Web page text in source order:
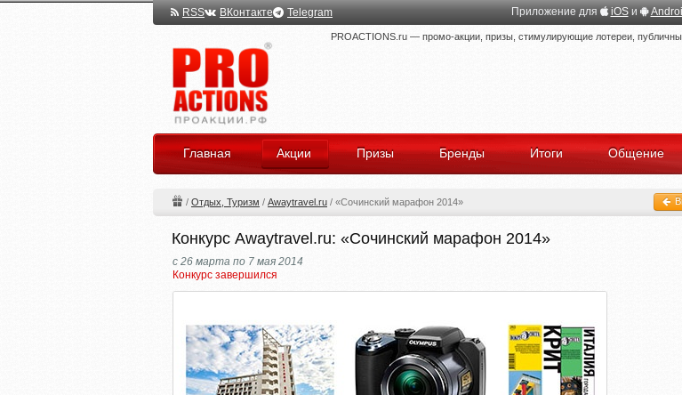
RSS ВКонтакте Telegram Приложение для iOSи
PROACTIONS.ru — промо-акции, призы, стимулирующие лотереи,
Главная Акции Призы Бренды Итоги Общение
/ Отдых, Туризм / Awaytravel.ru / «Сочинский марафон 2014»
Конкурс Awaytravel.ru: «Сочинский марафон 2014»
с 26 марта по 7 мая 2014
Конкурс завершился